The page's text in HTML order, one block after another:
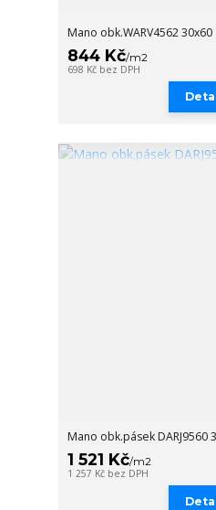
Mano obk.WARV4562 30x60
844 Kč/m2
698 Kč bez DPH
Mano obk.pásek DARJ9560
1 521 Kč/m2
1 257 Kč bez DPH